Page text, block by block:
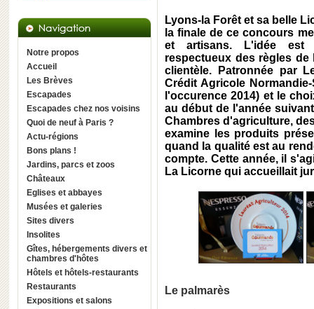
Notre propos
Accueil
Les Brèves
Escapades
Escapades chez nos voisins
Quoi de neuf à Paris ?
Actu-régions
Bons plans !
Jardins, parcs et zoos
Châteaux
Eglises et abbayes
Musées et galeries
Sites divers
Insolites
Gîtes, hébergements divers et
chambres d'hôtes
Hôtels et hôtels-restaurants
Restaurants
Expositions et salons
Lyons-la Forêt et sa belle
la finale de ce concours
et artisans. L'idée est
respectueux des règles
clientèle. Patronnée par
Crédit Agricole
l'occurence 2014) et le
au début de l'année
Chambres d'agriculture,
examine les produits
quand la qualité est au
compte. Cette année, il
La Licorne qui accueillait
Le palmarès